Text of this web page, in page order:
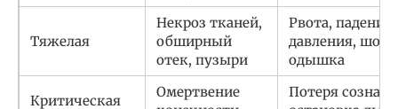
Тяжелая
Некроз тканей,
обширный
отек, пузыри
Рвота, падение
давления, шок,
одышка
Критическая
Омертвение
Потеря